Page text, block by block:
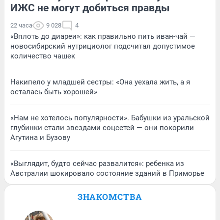
ИЖС не могут добиться правды
22 часа 9 028 4
«Вплоть до диареи»: как правильно пить иван-чай —
новосибирский нутрициолог подсчитал допустимое
количество чашек
Накипело у младшей сестры: «Она уехала жить, а я
осталась быть хорошей»
«Нам не хотелось популярности». Бабушки из уральской
глубинки стали звездами соцсетей — они покорили
Агутина и Бузову
«Выглядит, будто сейчас развалится»: ребенка из
Австралии шокировало состояние зданий в Приморье
ЗНАКОМСТВА